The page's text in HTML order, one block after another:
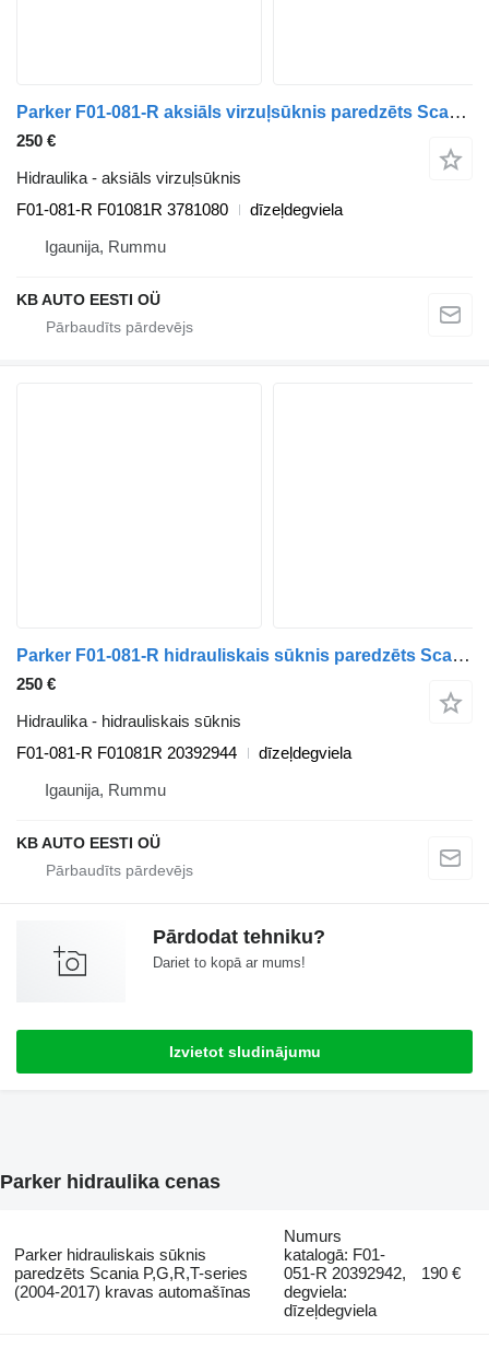
Parker F01-081-R aksiāls virzuļsūknis paredzēts Scania P,G,R,T kravas automašīnas
250 €
Hidraulika - aksiāls virzuļsūknis
F01-081-R F01081R 3781080
dīzeļdegviela
Igaunija, Rummu
KB AUTO EESTI OÜ
Parker F01-081-R hidrauliskais sūknis paredzēts Scania P,G,R,T-series (2004-2017) kravas automašīnas
250 €
Hidraulika - hidrauliskais sūknis
F01-081-R F01081R 20392944
dīzeļdegviela
Igaunija, Rummu
KB AUTO EESTI OÜ
Pārdodat tehniku?
Dariet to kopā ar mums!
Izvietot sludinājumu
Parker hidraulika cenas
Parker hidrauliskais sūknis
paredzēts Scania P,G,R,T-series
(2004-2017) kravas automašīnas
Numurs
katalogā: F01-
051-R 20392942,
degviela:
dīzeļdegviela
190 €